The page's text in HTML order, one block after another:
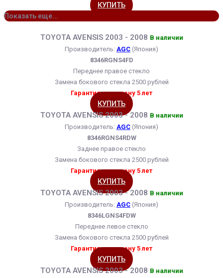
КУПИТЬ
Показать еще...
TOYOTA AVENSIS 2003 - 2008 В наличии
Производитель: AGC (Япония)
8346RGNS4FD
Переднее правое стекло
Замена бокового стекла 2500 рублей
Гарантия на замену 5 лет
КУПИТЬ
TOYOTA AVENSIS 2003 - 2008 В наличии
Производитель: AGC (Япония)
8346RGNS4RDW
Заднее правое стекло
Замена бокового стекла 2500 рублей
Гарантия на замену 5 лет
КУПИТЬ
TOYOTA AVENSIS 2003 - 2008 В наличии
Производитель: AGC (Япония)
8346LGNS4FDW
Переднее левое стекло
Замена бокового стекла 2500 рублей
Гарантия на замену 5 лет
КУПИТЬ
TOYOTA AVENSIS 2003 - 2008 В наличии